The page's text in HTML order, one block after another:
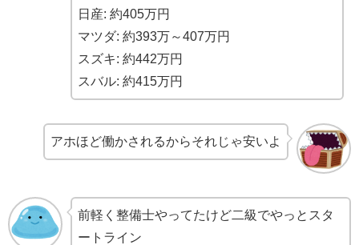
日産: 約405万円
マツダ: 約393万～407万円
スズキ: 約442万円
スバル: 約415万円
アホほど働かされるからそれじゃ安いよ
前軽く整備士やってたけど二級でやっとスタ
ートライン